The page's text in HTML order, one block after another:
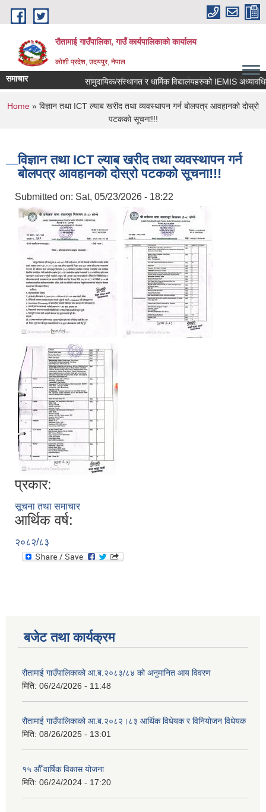
Skip to main content
रौतामाई गाउँपालिका, गाउँ कार्यपालिकाको कार्यालय
कोशी प्रदेश, उदयपुर, नेपाल
हाम्रो अभियान सबै सुखी र खुसी रहौं यहि हाम्रो पहिचान"
समाचार
You are here
Home » विज्ञान तथा ICT ल्याब खरीद तथा व्यवस्थापन गर्न बोलपत्र आवहानको दोस्रो
पटकको सूचना!!!
विज्ञान तथा ICT ल्याब खरीद तथा व्यवस्थापन गर्न
बोलपत्र आवहानको दोस्रो पटकको सूचना!!!
Submitted on: Sat, 05/23/2026 - 18:22
प्रकार:
सूचना तथा समाचार
आर्थिक वर्ष:
२०८२/८३
बजेट तथा कार्यक्रम
रौतामाई गाउँपालिकाको आ.ब.२०८३/८४ को अनुमानित आय विवरण
मिति: 06/24/2026 - 11:48
रौतामाई गाउँपालिकाको आ.ब.२०८२।८३ आर्थिक विधेयक र विनियोजन विधेयक
मिति: 08/26/2025 - 13:01
१५ औँ वार्षिक विकास योजना
मिति: 06/24/2024 - 17:20